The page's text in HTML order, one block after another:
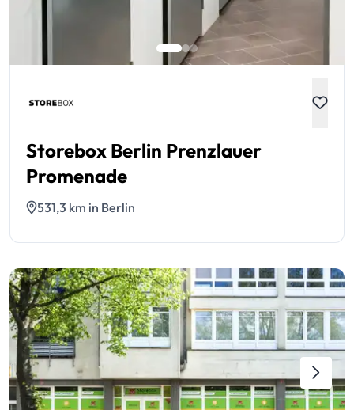
Storebox Berlin Prenzlauer
Promenade
531,3 km in Berlin